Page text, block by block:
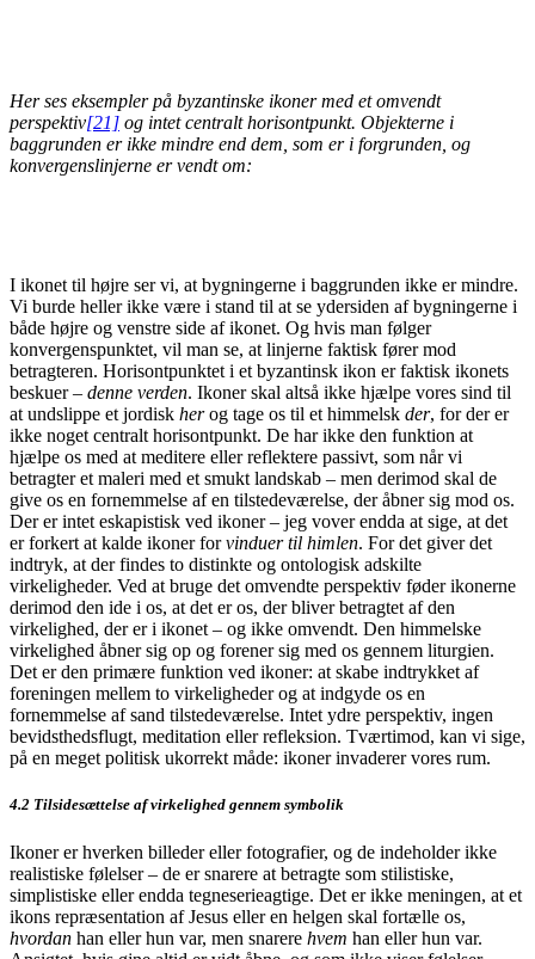
Her ses eksempler på byzantinske ikoner med et omvendt
perspektiv[21] og intet centralt horisontpunkt. Objekterne i
baggrunden er ikke mindre end dem, som er i forgrunden, og
konvergenslinjerne er vendt om:
I ikonet til højre ser vi, at bygningerne i baggrunden ikke er mindre.
Vi burde heller ikke være i stand til at se ydersiden af bygningerne i
både højre og venstre side af ikonet. Og hvis man følger
konvergenspunktet, vil man se, at linjerne faktisk fører mod
betragteren. Horisontpunktet i et byzantinsk ikon er faktisk ikonets
beskuer – denne verden. Ikoner skal altså ikke hjælpe vores sind til
at undslippe et jordisk herog tage os til et himmelsk der, for der er
ikke noget centralt horisontpunkt. De har ikke den funktion at
hjælpe os med at meditere eller reflektere passivt, som når vi
betragter et maleri med et smukt landskab – men derimod skal de
give os en fornemmelse af en tilstedeværelse, der åbner sig mod os.
Der er intet eskapistisk ved ikoner – jeg vover endda at sige, at det
er forkert at kalde ikoner forvinduer til himlen. For det giver det
indtryk, at der findes to distinkte og ontologisk adskilte
virkeligheder. Ved at bruge det omvendte perspektiv føder ikonerne
derimod den ide i os, at det er os, der bliver betragtet af den
virkelighed, der er i ikonet – og ikke omvendt. Den himmelske
virkelighed åbner sig op og forener sig med os gennem liturgien.
Det er den primære funktion ved ikoner: at skabe indtrykket af
foreningen mellem to virkeligheder og at indgyde os en
fornemmelse af sand tilstedeværelse. Intet ydre perspektiv, ingen
bevidsthedsflugt, meditation eller refleksion. Tværtimod, kan vi sige,
på en meget politisk ukorrekt måde: ikoner invaderer vores rum.
4.2 Tilsidesættelse af virkelighed gennem symbolik
Ikoner er hverken billeder eller fotografier, og de indeholder ikke
realistiske følelser – de er snarere at betragte som stilistiske,
simplistiske eller endda tegneserieagtige. Det er ikke meningen, at et
ikons repræsentation af Jesus eller en helgen skal fortælle os,
hvordan han eller hun var, men snarere hvem han eller hun var.